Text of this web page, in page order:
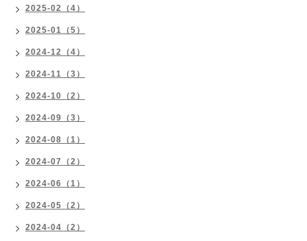
2025-02（4）
2025-01（5）
2024-12（4）
2024-11（3）
2024-10（2）
2024-09（3）
2024-08（1）
2024-07（2）
2024-06（1）
2024-05（2）
2024-04（2）